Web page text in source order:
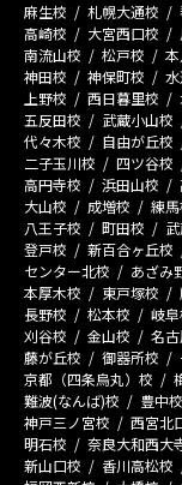
麻生校 札幌大通校
高崎校
大宮西口校
南流山校
松戸校
神田校
神保町校
上野校
西日暮里校
五反田校
武蔵小山校
代々木校
自由が丘校
二子玉川校
四ツ谷校
高円寺校
浜田山校
大山校
成増校 練
八王子校
町田校
登戸校
新百合ヶ丘校
センター北校
あざみ
本厚木校
東戸塚校
長野校
松本校 岐
刈谷校
金山校 名
藤が丘校
御器所校
京都（四条烏丸）校
難波(なんば)校
豊中校
神戸三ノ宮校
西宮北
明石校
奈良大和西大
新山口校
香川高松校